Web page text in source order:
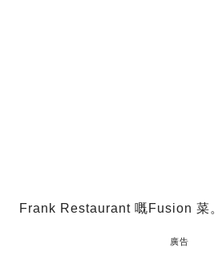
Frank Restaurant 嘅Fusion 菜。
廣告